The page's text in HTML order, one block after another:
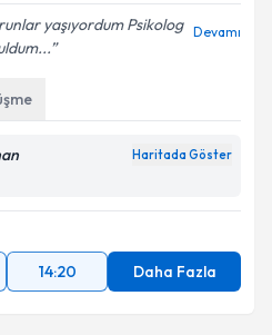
yaşıyordum Psikolog Devamı
Haritada Göster
14:20 Daha Fazla